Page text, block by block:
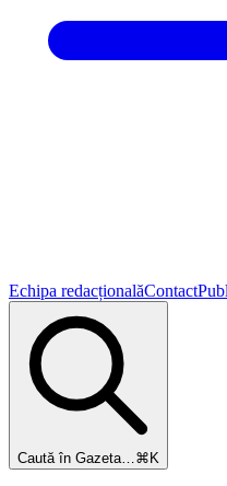
Echipa redacționalăContact
Caută în Gazeta…⌘K